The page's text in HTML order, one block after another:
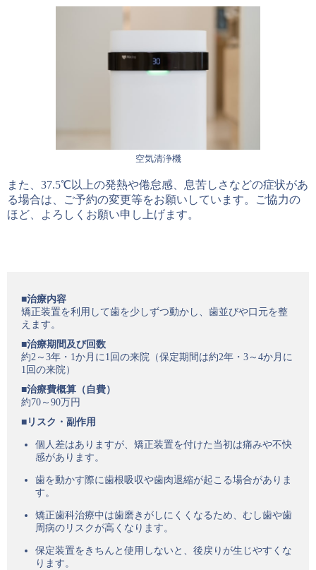
空気清浄機
また、37.5℃以上の発熱や倦怠感、息苦しさなどの症状があ
る場合は、ご予約の変更等をお願いしています。ご協力の
ほど、よろしくお願い申し上げます。
■治療内容
矯正装置を利用して歯を少しずつ動かし、歯並びや口元を整
えます。
■治療期間及び回数
約2～3年・1か月に1回の来院（保定期間は約2年・3～4か月に
1回の来院）
■治療費概算（自費）
約70～90万円
■リスク・副作用
個人差はありますが、矯正装置を付けた当初は痛みや不快
感があります。
歯を動かす際に歯根吸収や歯肉退縮が起こる場合がありま
す。
矯正歯科治療中は歯磨きがしにくくなるため、むし歯や歯
周病のリスクが高くなります。
保定装置をきちんと使用しないと、後戻りが生じやすくな
ります。